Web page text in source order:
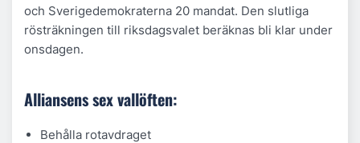
och Sverigedemokraterna 20 mandat. Den slutliga
rösträkningen till riksdagsvalet beräknas bli klar under
onsdagen.
Alliansens sex vallöften:
Behålla rotavdraget